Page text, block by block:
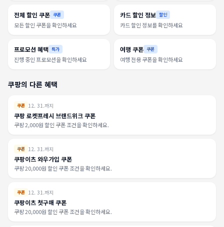
전체 할인 쿠폰 쿠폰
모든 할인 쿠폰을 확인하세요
카드 할인 정보 할인
카드 할인 정보를 확인하세요
프로모션 혜택 특가
진행 중인 프로모션을 확인하세요
여행 쿠폰 쿠폰
여행 전용 쿠폰을 확인하세요
쿠팡의 다른 혜택
쿠폰 12. 31.까지
쿠팡 로켓프레시 브랜드위크 쿠폰
쿠팡 2,000원 할인 쿠폰 조건을 확인하세요.
쿠폰 12. 31.까지
쿠팡이츠 와우가입 쿠폰
쿠팡 20,000원 할인 쿠폰 조건을 확인하세요.
쿠폰 12. 31.까지
쿠팡이츠 첫구매 쿠폰
쿠팡 20,000원 할인 쿠폰 조건을 확인하세요.